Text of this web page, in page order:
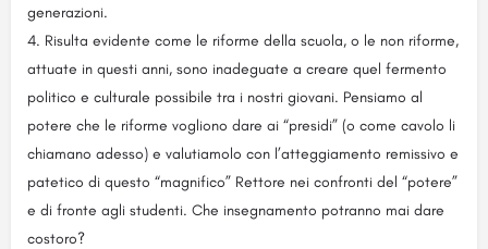
generazioni.
Risulta evidente come le riforme della scuola, o le non riforme,
attuate in questi anni, sono inadeguate a creare quel fermento
politico e culturale possibile tra i nostri giovani. Pensiamo al
potere che le riforme vogliono dare ai “presidi” (o come cavolo li
chiamano adesso) e valutiamolo con l’atteggiamento remissivo e
patetico di questo “magnifico” Rettore nei confronti del “potere”
e di fronte agli studenti. Che insegnamento potranno mai dare
costoro?